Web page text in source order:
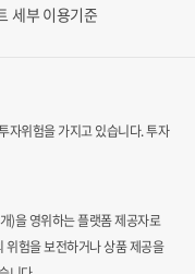
세부 이용기준
자위험을 가지고 있습니다.투자
)을 영위하는 플랫폼 제공자로
험을 보전하거나 상품 제공을